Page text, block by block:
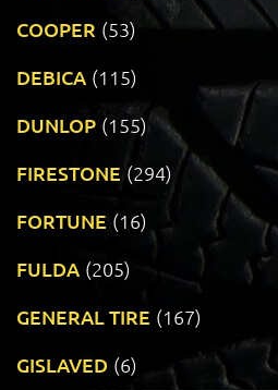
COOPER (53)
DEBICA (115)
DUNLOP (155)
FIRESTONE (294)
FORTUNE (16)
FULDA (205)
GENERAL TIRE (167)
GISLAVED (6)